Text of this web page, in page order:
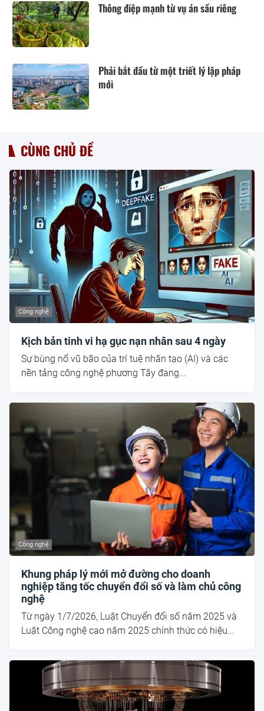
Thông điệp mạnh từ vụ án sầu riêng
Phải bắt đầu từ một triết lý lập pháp
mới
CÙNG CHỦ ĐỀ
Công nghệ
Kịch bản tinh vi hạ gục nạn nhân sau 4 ngày
Sự bùng nổ vũ bão của trí tuệ nhân tạo (AI) và các
nền tảng công nghệ phương Tây đang...
Công nghệ
Khung pháp lý mới mở đường cho doanh
nghiệp tăng tốc chuyển đổi số và làm chủ công
nghệ
Từ ngày 1/7/2026, Luật Chuyển đổi số năm 2025 và
Luật Công nghệ cao năm 2025 chính thức có hiệu...